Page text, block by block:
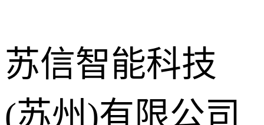
苏信智能科技
(苏州)有限公司
中心供氧系